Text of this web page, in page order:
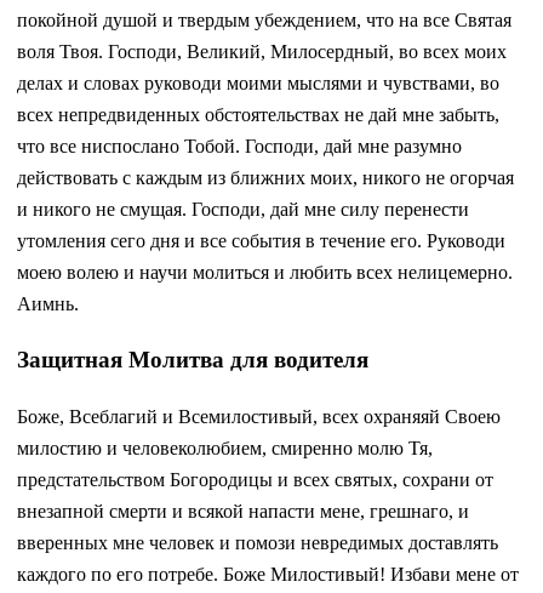
покойной душой и твердым убеждением, что на все Святая
воля Твоя. Господи, Великий, Милосердный, во всех моих
делах и словах руководи моими мыслями и чувствами, во
всех непредвиденных обстоятельствах не дай мне забыть,
что все ниспослано Тобой. Господи, дай мне разумно
действовать с каждым из ближних моих, никого не огорчая
и никого не смущая. Господи, дай мне силу перенести
утомления сего дня и все события в течение его. Руководи
моею волею и научи молиться и любить всех нелицемерно.
Аимнь.
Защитная Молитва для водителя
Боже, Всеблагий и Всемилостивый, всех охраняяй Своею
милостию и человеколюбием, смиренно молю Тя,
предстательством Богородицы и всех святых, сохрани от
внезапной смерти и всякой напасти мене, грешнаго, и
вверенных мне человек и помози невредимых доставлять
каждого по его потребе. Боже Милостивый! Избави мене от